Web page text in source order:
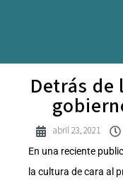
Detrás de
abril 23, 2021
En una reciente
la cultura de cara al